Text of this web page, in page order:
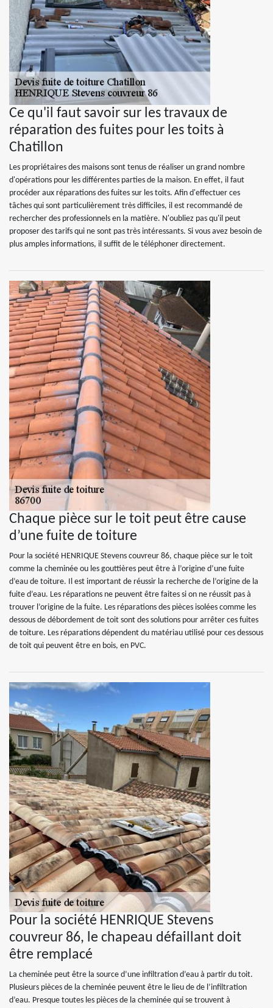
Ce qu'il faut savoir sur les travaux de
réparation des fuites pour les toits à
Chatillon
Les propriétaires des maisons sont tenus de réaliser un grand nombre
d'opérations pour les différentes parties de la maison. En effet, il faut
procéder aux réparations des fuites sur les toits. Afin d'effectuer ces
tâches qui sont particulièrement très difficiles, il est recommandé de
rechercher des professionnels en la matière. N'oubliez pas qu'il peut
proposer des tarifs qui ne sont pas très intéressants. Si vous avez besoin de
plus amples informations, il suffit de le téléphoner directement.
Chaque pièce sur le toit peut être cause
d’une fuite de toiture
Pour la société HENRIQUE Stevens couvreur 86, chaque pièce sur le toit
comme la cheminée ou les gouttières peut être à l’origine d’une fuite
d’eau de toiture. Il est important de réussir la recherche de l’origine de la
fuite d’eau. Les réparations ne peuvent être faites si on ne réussit pas à
trouver l’origine de la fuite. Les réparations des pièces isolées comme les
dessous de débordement de toit sont des solutions pour arrêter ces fuites
de toiture. Les réparations dépendent du matériau utilisé pour ces dessous
de toit qui peuvent être en bois, en PVC.
Pour la société HENRIQUE Stevens
couvreur 86, le chapeau défaillant doit
être remplacé
La cheminée peut être la source d’une infiltration d’eau à partir du toit.
Plusieurs pièces de la cheminée peuvent être le lieu de de l’infiltration
d’eau. Presque toutes les pièces de la cheminée qui se trouvent à